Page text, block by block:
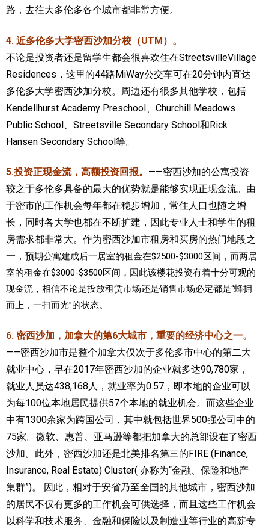
路，去往大多伦多各个城市都非常方便。
4. 近多伦多大学密西沙加分校（UTM）。
不论是投资者还是留学生都会很喜欢住在StreetsvilleVillage
Residences，这里的44路MiWay公交车可在20分钟内直达
多伦多大学密西沙加分校。周边还有很多其他学校，包括
Kendellhurst Academy Preschool、Churchill Meadows
Public School、Streetsville Secondary School和Rick
Hansen Secondary School等。
5.投资正现金流，高额投资回报。 ——密西沙加的公寓投资
较之于多伦多具备的最大的优势就是能够实现正现金流。由
于密市的工作机会每年都在稳步增加，常住人口也随之增
长，同时各大学也都在不断扩建，因此专业人士和学生的租
房需求都非常大。作为密西沙加市租房和买房的热门地段之
一， 预期公寓建成后一居室的租金在$2500-$3000区间，而两居
室的租金在$3000-$3500区间，因此该楼花投资有着十分可观的
现金流，相信不论是投放租赁市场还是销售市场必定都是“蜂拥
而上，一扫而光”的状态。
6. 密西沙加，加拿大的第6大城市，重要的经济中心之一。
——密西沙加市是整个加拿大仅次于多伦多市中心的第二大
就业中心，早在2017年密西沙加的企业就多达90,780家，
就业人员达438,168人，就业率为0.57，即本地的企业可以
为每100位本地居民提供57个本地的就业机会。而这些企业
中有1300余家为跨国公司，其中就包括世界500强公司中的
75家。微软、惠普、亚马逊等都把加拿大的总部设在了密西
沙加。此外，密西沙加还是北美排名第三的FIRE (Finance,
Insurance, Real Estate) Cluster( 亦称为“金融、保险和地产
集群”)。 因此，相对于安省乃至全国的其他城市，密西沙加
的居民不仅有更多的工作机会可供选择，而且这些工作机会
以科学和技术服务、金融和保险以及制造业等行业的高薪专